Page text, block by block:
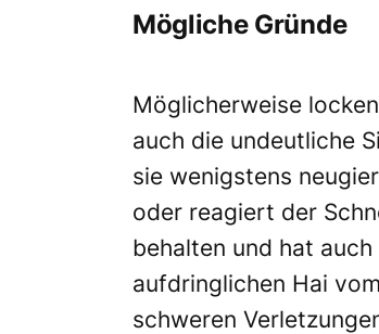
Mögliche Gründe
Möglicherweise
auch die undeutliche
sie wenigstens
oder reagiert der
behalten und hat
aufdringlichen Hai
schweren